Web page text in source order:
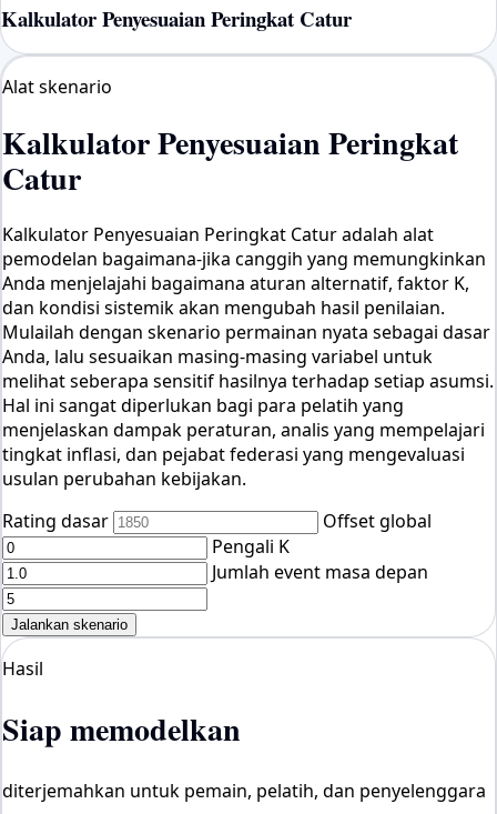
Kalkulator Penyesuaian Peringkat Catur
Alat skenario
Kalkulator Penyesuaian Peringkat
Catur
Kalkulator Penyesuaian Peringkat Catur adalah alat
pemodelan bagaimana-jika canggih yang memungkinkan
Anda menjelajahi bagaimana aturan alternatif, faktor K,
dan kondisi sistemik akan mengubah hasil penilaian.
Mulailah dengan skenario permainan nyata sebagai dasar
Anda, lalu sesuaikan masing-masing variabel untuk
melihat seberapa sensitif hasilnya terhadap setiap asumsi.
Hal ini sangat diperlukan bagi para pelatih yang
menjelaskan dampak peraturan, analis yang mempelajari
tingkat inflasi, dan pejabat federasi yang mengevaluasi
usulan perubahan kebijakan.
Rating dasar
Offset global
Pengali K
Jumlah event masa depan
Jalankan skenario
Hasil
Siap memodelkan
diterjemahkan untuk pemain, pelatih, dan penyelenggara